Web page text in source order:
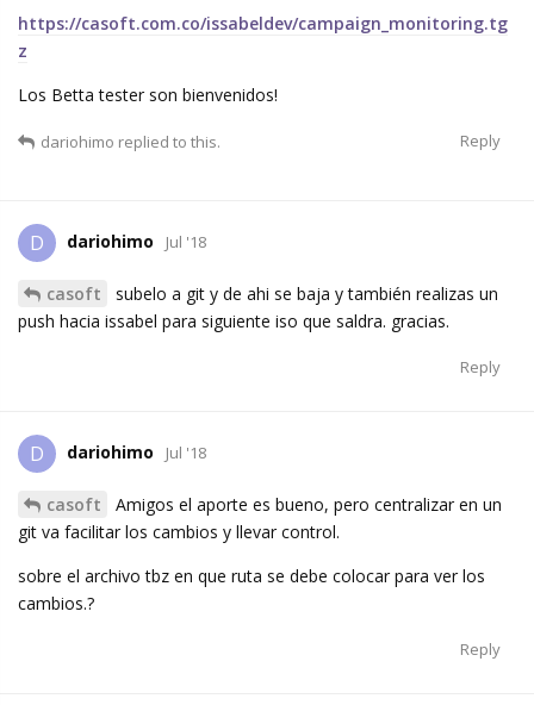
https://casoft.com.co/issabeldev/campaign_monitoring.tg
z
Los Betta tester son bienvenidos!
Reply
dariohimo replied to this.
D dariohimo Jul '18
casoft
subelo a git y de ahi se baja y también realizas un
push hacia issabel para siguiente iso que saldra. gracias.
Reply
D dariohimo Jul '18
casoft
Amigos el aporte es bueno, pero centralizar en un
git va facilitar los cambios y llevar control.
sobre el archivo tbz en que ruta se debe colocar para ver los
cambios.?
Reply